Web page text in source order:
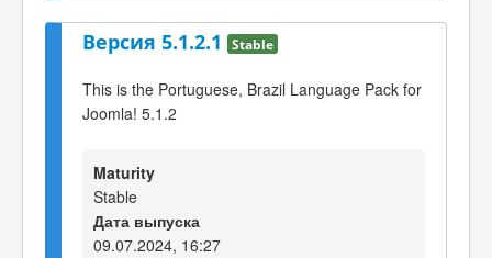
Версия 5.1.2.1 Stable
This is the Portuguese, Brazil Language Pack for
Joomla! 5.1.2
Maturity
Stable
Дата выпуска
09.07.2024, 16:27